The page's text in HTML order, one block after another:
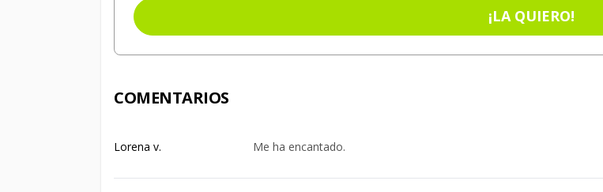
¡LA QUIERO!
COMENTARIOS
Lorena v. Me ha encantado.